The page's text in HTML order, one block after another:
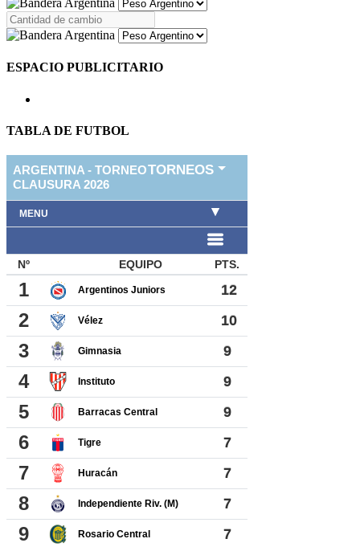
ESPACIO PUBLICITARIO
TABLA DE FUTBOL